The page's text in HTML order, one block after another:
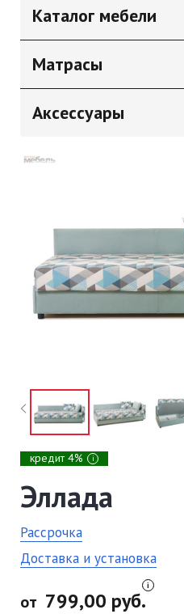
Каталог мебели
Матрасы
Аксессуары
кредит 4% i
Эллада
Рассрочка
Доставка и установка
от 799,00 руб.